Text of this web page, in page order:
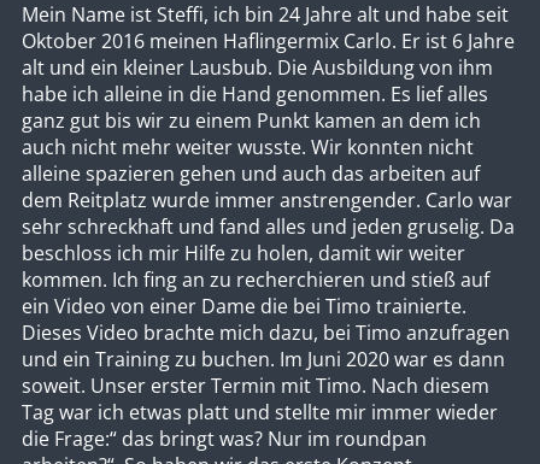
Mein Name ist Steffi, ich bin 24 Jahre alt und habe seit
Oktober 2016 meinen Haflingermix Carlo. Er ist 6 Jahre
alt und ein kleiner Lausbub. Die Ausbildung von ihm
habe ich alleine in die Hand genommen. Es lief alles
ganz gut bis wir zu einem Punkt kamen an dem ich
auch nicht mehr weiter wusste. Wir konnten nicht
alleine spazieren gehen und auch das arbeiten auf
dem Reitplatz wurde immer anstrengender. Carlo war
sehr schreckhaft und fand alles und jeden gruselig. Da
beschloss ich mir Hilfe zu holen, damit wir weiter
kommen. Ich fing an zu recherchieren und stieß auf
ein Video von einer Dame die bei Timo trainierte.
Dieses Video brachte mich dazu, bei Timo anzufragen
und ein Training zu buchen. Im Juni 2020 war es dann
soweit. Unser erster Termin mit Timo. Nach diesem
Tag war ich etwas platt und stellte mir immer wieder
die Frage:“ das bringt was? Nur im roundpan